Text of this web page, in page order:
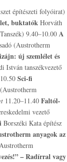
építészeti folyóirat)
buktatók Horváth
9.40–10.00 A
(Austrotherm
új szemlélet és
István tanszékvezető
Sci-fi
11.20–11.40 Faltól-
vezető
Borszéki Kata építész
anyagok az
– Radírral vagy